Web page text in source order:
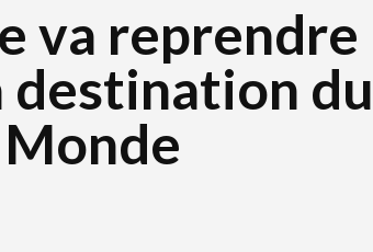
va reprendre
destination du